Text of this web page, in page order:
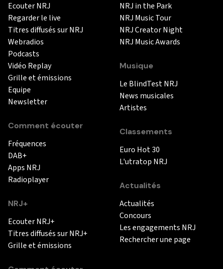
Ecouter NRJ
Regarder le live
Titres diffusés sur NRJ
Webradios
Podcasts
Vidéo Replay
Grille et émissions
Equipe
Newsletter
Comment écouter
Fréquences
DAB+
Apps NRJ
Radioplayer
NRJ+
Ecouter NRJ+
Titres diffusés sur NRJ+
Grille et émissions
NRJ in the Park
NRJ Music Tour
NRJ Creator Night
NRJ Music Awards
Musique
Le BlindTest NRJ
News musicales
Artistes
Classements
Euro Hot 30
L'utratop NRJ
Actualités
Actualités
Concours
Les engagements NRJ
Rechercher une page